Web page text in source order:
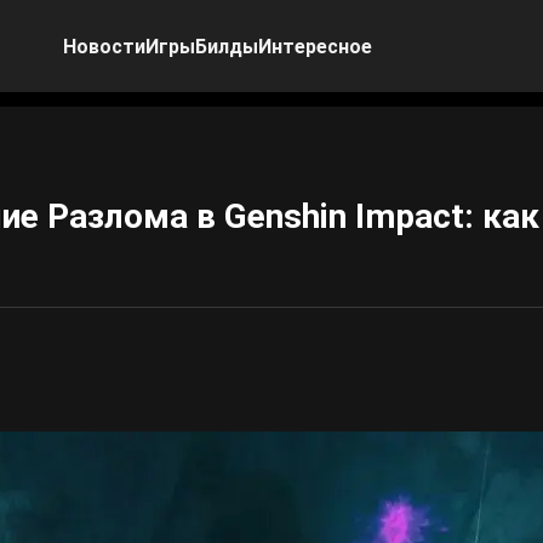
НовостиИгрыБилдыИнтересное
Разлома в Genshin Impact: как